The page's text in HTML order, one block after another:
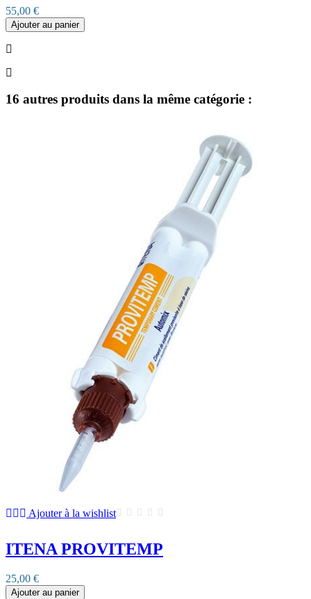
55,00 €
Ajouter au panier
16 autres produits dans la même catégorie :
Ajouter à la wishlist
ITENA PROVITEMP
25,00 €
Ajouter au panier